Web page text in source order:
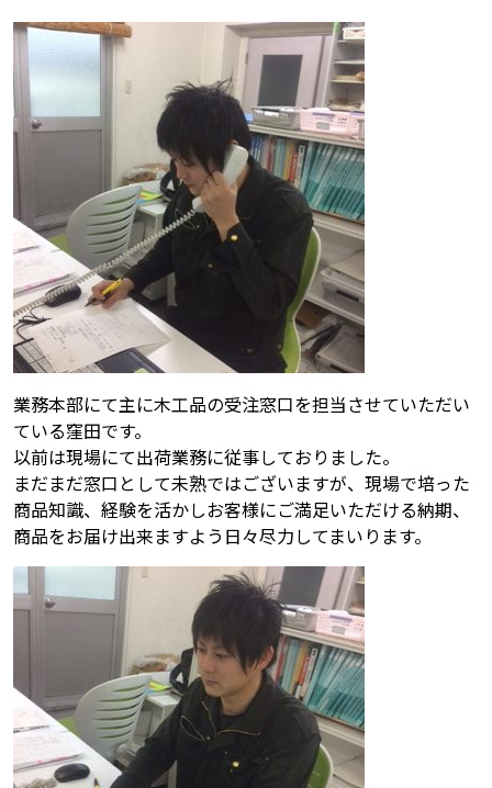
業務本部にて主に木工品の受注窓口を担当させていただい
ている窪田です。
以前は現場にて出荷業務に従事しておりました。
まだまだ窓口として未熟ではございますが、現場で培った
商品知識、経験を活かしお客様にご満足いただける納期、
商品をお届け出来ますよう日々尽力してまいります。